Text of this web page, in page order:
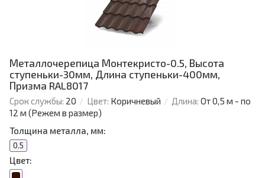
Металлочерепица Монтекристо-0.5, Высота
ступеньки-30мм, Длина ступеньки-400мм,
Призма RAL8017
Срок службы: 20 Цвет: Коричневый Длина: От 0,5 м - по
12 м (Режем в размер)
Толщина металла, мм:
0.5
Цвет: